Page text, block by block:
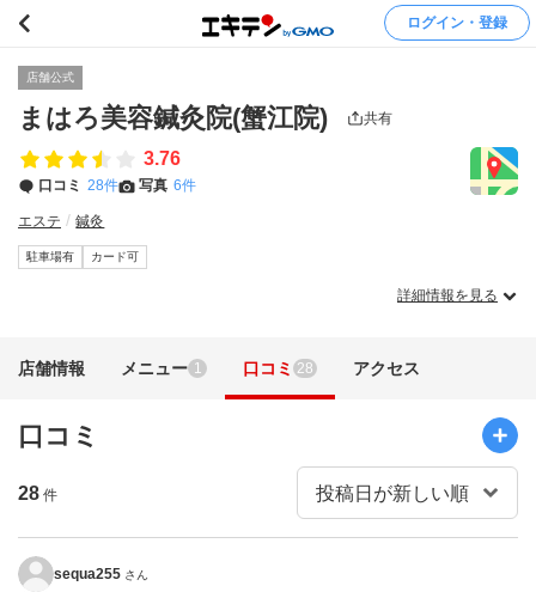
ログイン・登録
店舗公式
まはろ美容鍼灸院(蟹江院) 共有
3.76
口コミ 28件 写真 6件
エステ 鍼灸
駐車場有 カード可
詳細情報を見る
店舗情報 メニュー 1 口コミ 28 アクセス
口コミ
28 件
sequa255 さん